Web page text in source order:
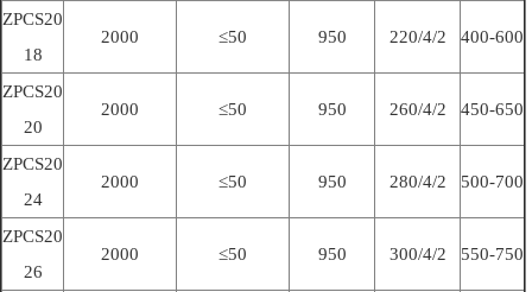
ZPCS20
18
2000 ≤50 950 220/4/2 400-600
ZPCS20
20
2000 ≤50 950 260/4/2 450-650
ZPCS20
24
2000 ≤50 950 280/4/2 500-700
ZPCS20
26
2000 ≤50 950 300/4/2 550-750